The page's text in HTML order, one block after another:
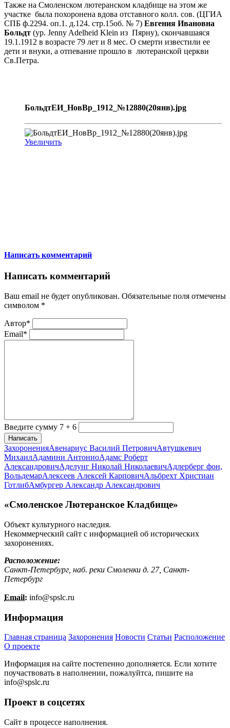
Также на Смоленском лютеранском кладбище на этом же
участке была похоронена вдова отставного колл. сов. (ЦГИА
СПБ ф.2294. оп.1. д.124. стр.15об. № 7) Евгения Ивановна
Больдт (ур. Jenny Adelheid Klein из Пярну), скончавшаяся
19.1.1912 в возрасте 79 лет и 8 мес. О смерти известили ее
дети и внуки, а отпевание прошло в лютеранской церкви
Св.Петра.
БольдтЕИ_НовВр_1912_№12880(20янв).jpg
Увеличить
Написать комментарий
Написать комментарий
Ваш email не будет опубликован. Обязательные поля отмечены
символом *
Автор*
Email*
Введите сумму 7 + 6
Написать
ЗахороненияАвенариус Василий ПетровичАвтушкевич
МихаилАдамини АнтониоАдамс Роберт
АлександровичАделунг Николай НиколаевичАдлерберг фон,
ВольдемарАлексеев Алексей КарповичАльбрехт Христиан
ГотлибАмбургер Александр Александрович
«Смоленское Лютеранское Кладбище»
Объект культурного наследия.
Некоммерческий сайт с информацией об исторических
захоронениях.
Расположение:
Санкт-Петербург, наб. реки Смоленки д. 27, Санкт-
Петербург
Email: info@spslc.ru
Информация
Главная страница Захоронения Новости Статьи Расположение
О проекте
Информация на сайте постепенно дополняется. Если хотите
поучаствовать в наполнении, пожалуйтса, пишите на
info@spslc.ru
Проект в соцсетях
Сайт в процессе наполнения.